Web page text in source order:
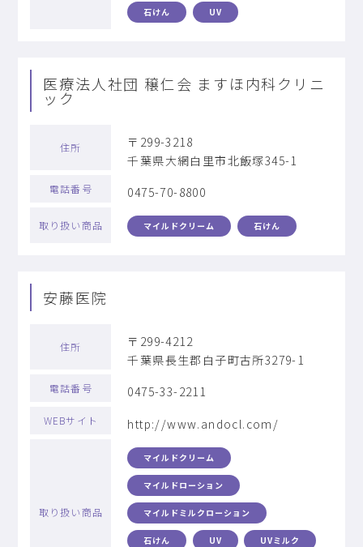
石けん UV
医療法人社団 穣仁会 ますほ内科クリニ
ック
住所
〒299-3218
千葉県大網白里市北飯塚345-1
電話番号 0475-70-8800
取り扱い商品 マイルドクリーム 石けん
安藤医院
住所
〒299-4212
千葉県長生郡白子町古所3279-1
電話番号 0475-33-2211
WEBサイト http://www.andocl.com/
取り扱い商品
マイルドクリーム
マイルドローション
マイルドミルクローション
石けん UV UVミルク